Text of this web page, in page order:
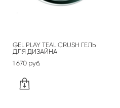
GEL PLAY TEAL CRUSH ГЕЛЬ
ДЛЯ ДИЗАЙНА
1 670 pуб.